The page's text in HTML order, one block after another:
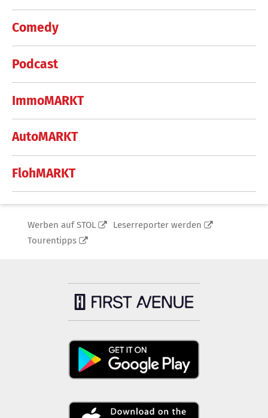
Comedy
Podcast
ImmoMARKT
AutoMARKT
FlohMARKT
Werben auf STOL
Leserreporter werden
Tourentipps